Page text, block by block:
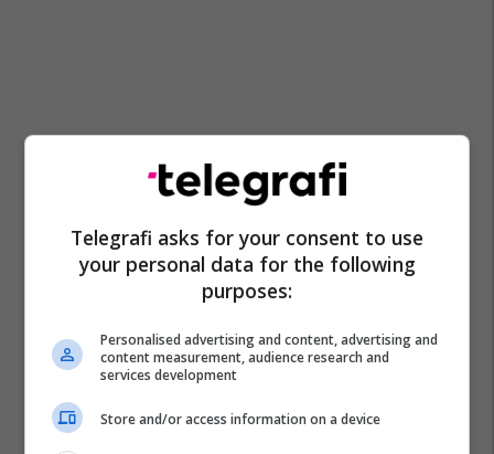
Telegrafi asks for your consent to use
your personal data for the following
purposes:
Personalised advertising and content, advertising and
content measurement, audience research and
services development
Store and/or access information on a device